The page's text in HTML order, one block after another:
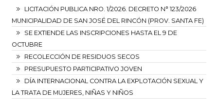
LICITACIÓN PUBLICA NRO. 1/2026. DECRETO N° 123/2026
MUNICIPALIDAD DE SAN JOSÉ DEL RINCÓN (PROV. SANTA FE)
SE EXTIENDE LAS INSCRIPCIONES HASTA EL 9 DE
OCTUBRE
RECOLECCIÓN DE RESIDUOS SECOS
PRESUPUESTO PARTICIPATIVO JOVEN
DÍA INTERNACIONAL CONTRA LA EXPLOTACIÓN SEXUAL Y
LA TRATA DE MUJERES, NIÑAS Y NIÑOS